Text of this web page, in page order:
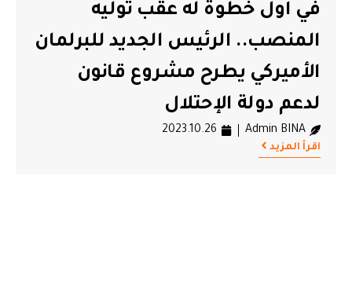
في أول خطوة له عقب توليه
المنصب.. الرئيس الجديد للبرلمان
الأميركي يطرح مشروع قانون
لدعم دولة الإحتلال
Admin BINA
2023.10.26
اقرأ المزيد